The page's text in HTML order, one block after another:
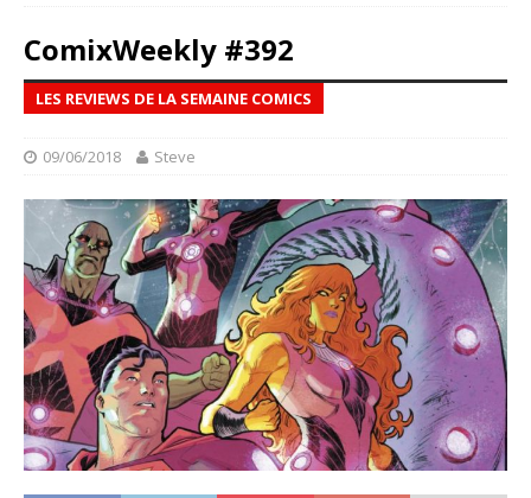
ComixWeekly #392
LES REVIEWS DE LA SEMAINE COMICS
09/06/2018 Steve